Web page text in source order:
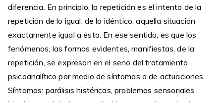
diferencia. En principio, la repetición es el intento de la
repetición de lo igual, de lo idéntico, aquella situación
exactamente igual a ésta. En ese sentido, es que los
fenómenos, las formas evidentes, manifiestas, de la
repetición, se expresan en el seno del tratamiento
psicoanalítico por medio de síntomas o de actuaciones.
Síntomas: parálisis histéricas, problemas sensoriales